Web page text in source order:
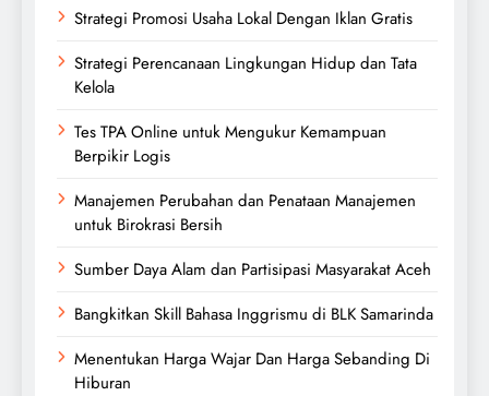
Strategi Promosi Usaha Lokal Dengan Iklan Gratis
Strategi Perencanaan Lingkungan Hidup dan Tata
Kelola
Tes TPA Online untuk Mengukur Kemampuan
Berpikir Logis
Manajemen Perubahan dan Penataan Manajemen
untuk Birokrasi Bersih
Sumber Daya Alam dan Partisipasi Masyarakat Aceh
Bangkitkan Skill Bahasa Inggrismu di BLK Samarinda
Menentukan Harga Wajar Dan Harga Sebanding Di
Hiburan